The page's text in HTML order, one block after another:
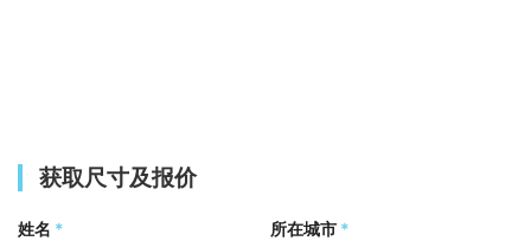
获取尺寸及报价
姓名 * 所在城市 *